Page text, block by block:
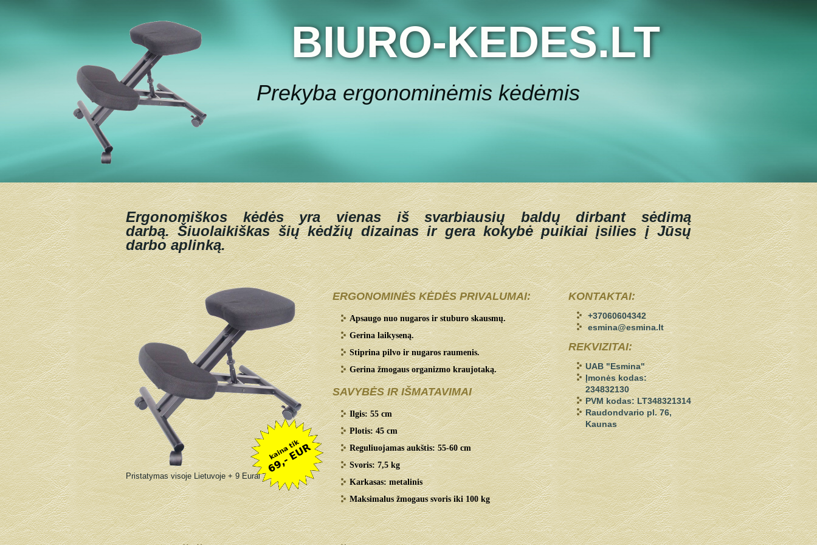
BIURO-KEDES.LT
Prekyba ergonominėmis kėdėmis
Ergonomiškos kėdės yra vienas iš svarbiausių baldų dirbant sėdimą
darbą.Šiuolaikiškas šių kėdžių dizainas ir gera kokybė puikiai įsilies į Jūsų
darbo aplinką.
Pristatymas visoje Lietuvoje + 9 Eurai
ERGONOMINĖS KĖDĖS PRIVALUMAI:
Apsaugo nuo nugaros ir stuburo skausmų.
Gerina laikyseną.
Stiprina pilvo ir nugaros raumenis.
Gerina žmogaus organizmo kraujotaką.
SAVYBĖS IR IŠMATAVIMAI
Ilgis: 55 cm
Plotis: 45 cm
Reguliuojamas aukštis: 55-60 cm
Svoris: 7,5 kg
Karkasas: metalinis
Maksimalus žmogaus svoris iki 100 kg
KONTAKTAI:
+37060604342
esmina@esmina.lt
REKVIZITAI:
UAB "Esmina"
Įmonės kodas:
234832130
PVM kodas: LT348321314
Raudondvario pl. 76,
Kaunas